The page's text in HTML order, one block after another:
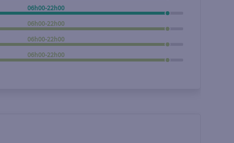
06h00-22h00
06h00-22h00
06h00-22h00
06h00-22h00